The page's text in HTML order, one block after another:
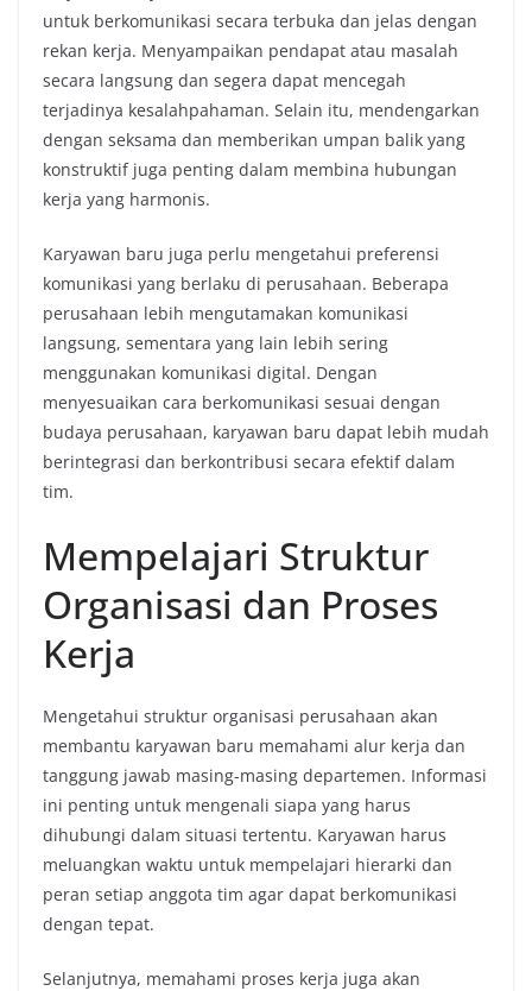
untuk berkomunikasi secara terbuka dan jelas dengan
rekan kerja. Menyampaikan pendapat atau masalah
secara langsung dan segera dapat mencegah
terjadinya kesalahpahaman. Selain itu, mendengarkan
dengan seksama dan memberikan umpan balik yang
konstruktif juga penting dalam membina hubungan
kerja yang harmonis.
Karyawan baru juga perlu mengetahui preferensi
komunikasi yang berlaku di perusahaan. Beberapa
perusahaan lebih mengutamakan komunikasi
langsung, sementara yang lain lebih sering
menggunakan komunikasi digital. Dengan
menyesuaikan cara berkomunikasi sesuai dengan
budaya perusahaan, karyawan baru dapat lebih mudah
berintegrasi dan berkontribusi secara efektif dalam
tim.
Mempelajari Struktur
Organisasi dan Proses
Kerja
Mengetahui struktur organisasi perusahaan akan
membantu karyawan baru memahami alur kerja dan
tanggung jawab masing-masing departemen. Informasi
ini penting untuk mengenali siapa yang harus
dihubungi dalam situasi tertentu. Karyawan harus
meluangkan waktu untuk mempelajari hierarki dan
peran setiap anggota tim agar dapat berkomunikasi
dengan tepat.
Selanjutnya, memahami proses kerja juga akan